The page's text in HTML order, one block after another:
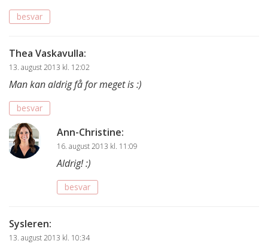
besvar
Thea Vaskavulla:
13. august 2013 kl. 12:02
Man kan aldrig få for meget is :)
besvar
Ann-Christine:
16. august 2013 kl. 11:09
Aldrig! :)
besvar
Sysleren:
13. august 2013 kl. 10:34